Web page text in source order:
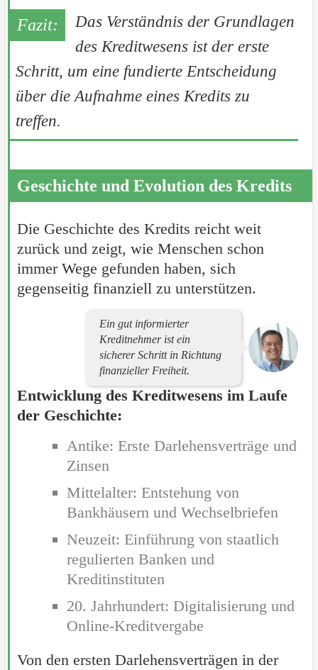
Das Verständnis der Grundlagen
des Kreditwesens ist der erste
Schritt, um eine fundierte Entscheidung
über die Aufnahme eines Kredits zu
treffen.
Geschichte und Evolution des Kredits
Die Geschichte des Kredits reicht weit
zurück und zeigt, wie Menschen schon
immer Wege gefunden haben, sich
gegenseitig finanziell zu unterstützen.
Ein gut informierter
Kreditnehmer ist ein
sicherer Schritt in Richtung
finanzieller Freiheit.
Entwicklung des Kreditwesens im Laufe
der Geschichte:
Antike: Erste Darlehensverträge und
Zinsen
Mittelalter: Entstehung von
Bankhäusern und Wechselbriefen
Neuzeit: Einführung von staatlich
regulierten Banken und
Kreditinstituten
20. Jahrhundert: Digitalisierung und
Online-Kreditvergabe
Von den ersten Darlehensverträgen in der